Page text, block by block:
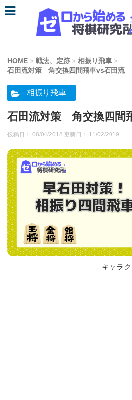
HOME > 戦法、定跡 > 相振り飛車 >
石田流対策 角交換四間飛車vs石田流
相振り飛車
石田流対策 角交換四間
投稿日： 08/04/2018 更新日： 11/02/2019
キャラ